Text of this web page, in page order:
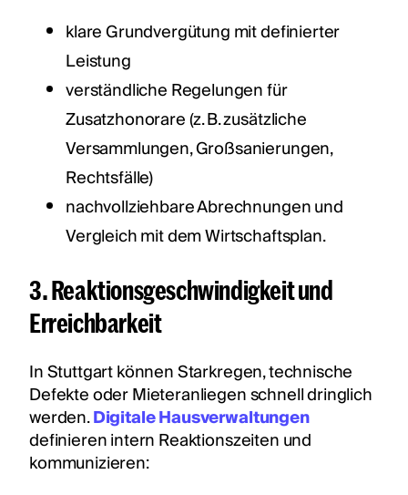
klare Grundvergütung mit definierter
Leistung
verständliche Regelungen für
Zusatzhonorare (z. B. zusätzliche
Versammlungen, Großsanierungen,
Rechtsfälle)
nachvollziehbare Abrechnungen und
Vergleich mit dem Wirtschaftsplan.
3. Reaktionsgeschwindigkeit und
Erreichbarkeit
In Stuttgart können Starkregen, technische
Defekte oder Mieteranliegen schnell dringlich
werden.Digitale Hausverwaltungen
definieren intern Reaktionszeiten und
kommunizieren: